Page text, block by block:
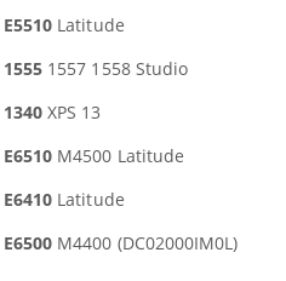
E5510 Latitude
1555 1557 1558 Studio
1340 XPS 13
E6510 M4500 Latitude
E6410 Latitude
E6500 M4400 (DC02000IM0L)